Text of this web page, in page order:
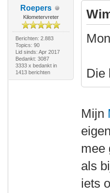
Roepers
Kilometervreter
Berichten: 2.883
Topics: 90
Lid sinds: Apr 2017
Bedankt: 3087
3333 x bedankt in
1413 berichten
Die
Mijn
mee
als
iets